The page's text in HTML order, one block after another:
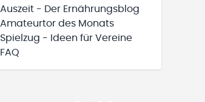
Auszeit - Der Ernährungsblog
Amateurtor des Monats
Spielzug - Ideen für Vereine
FAQ